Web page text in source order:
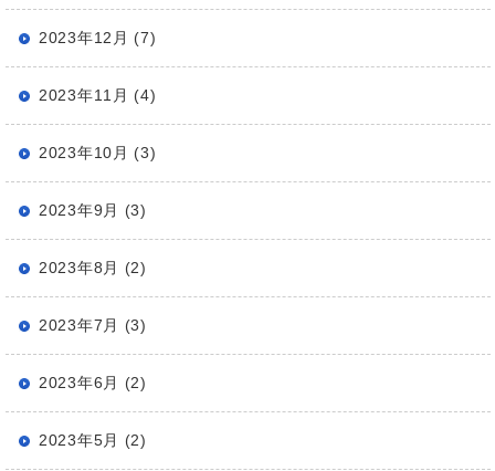
2023年12月 (7)
2023年11月 (4)
2023年10月 (3)
2023年9月 (3)
2023年8月 (2)
2023年7月 (3)
2023年6月 (2)
2023年5月 (2)